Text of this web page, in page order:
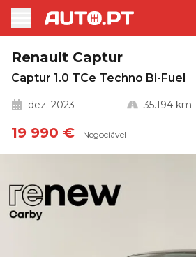
Renault Captur
Captur 1.0 TCe Techno Bi-Fuel
dez. 2023 35.194 km
19 990 € Negociável